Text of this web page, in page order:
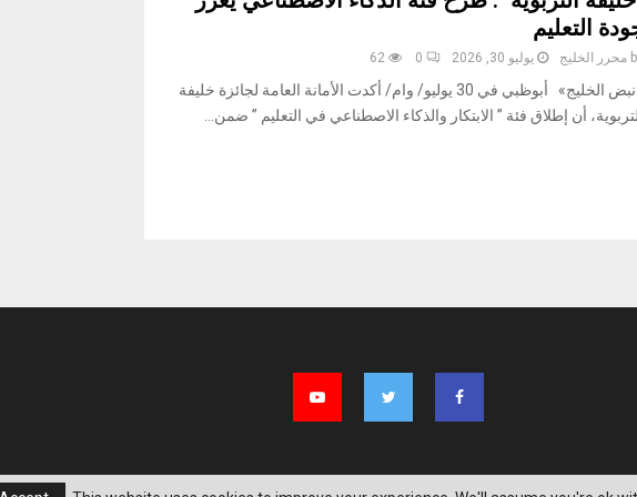
التعليم
محرر الخليج يوليو 30, 2026 0
62
«نبض الخليج» أبوظبي في 30 يوليو/ وام/ أكدت الأمانة العامة لجائزة خليفة
أن إطلاق فئة ” الابتكار والذكاء الاصطناعي في التعليم ” ضمن...